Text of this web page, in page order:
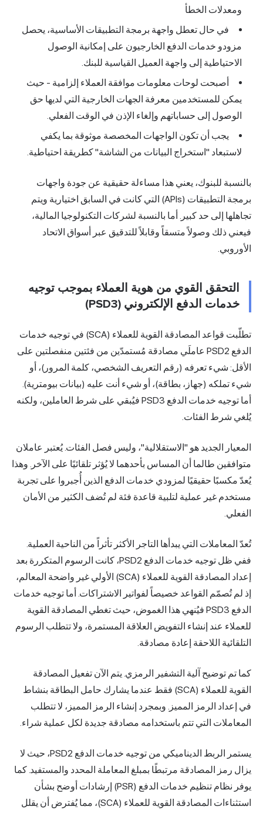
ومعدلات الخطأ
في حال تعطل واجهة برمجة التطبيقات الأساسية، يحصل
مزودو خدمات الدفع الخارجيون على إمكانية الوصول
الاحتياطية إلى واجهة العميل القياسية للبنك.
أصبحت لوحات معلومات موافقة العملاء إلزامية - حيث
يمكن للمستخدمين معرفة الجهات الخارجية التي لديها حق
الوصول إلى حساباتهم وإلغاء الإذن في الوقت الفعلي.
يجب أن تكون الواجهات المخصصة موثوقة بما يكفي
لاستبعاد "استخراج البيانات من الشاشة" كطريقة احتياطية.
بالنسبة للبنوك، يعني هذا مساءلة حقيقية عن جودة واجهات
برمجة التطبيقات (APIs) التي كانت في السابق اختيارية ويتم
تجاهلها إلى حد كبير. أما بالنسبة لشركات التكنولوجيا المالية،
فيعني ذلك وصولاً متسقاً وقابلاً للتدقيق عبر أسواق الاتحاد
الأوروبي.
التحقق القوي من هوية العملاء بموجب توجيه
خدمات الدفع الإلكتروني (PSD3)
تطلّبت قواعد المصادقة القوية للعملاء (SCA) في توجيه خدمات
الدفع PSD2 عاملَي مصادقة مُستمدّين من فئتين منفصلتين على
الأقل: شيء تعرفه (رقم التعريف الشخصي، كلمة المرور)، أو
شيء تملكه (جهاز، بطاقة)، أو شيء أنت عليه (بيانات بيومترية).
أما توجيه خدمات الدفع PSD3 فيُبقي على شرط العاملين، ولكنه
يُلغي شرط الفئات.
المعيار الجديد هو "الاستقلالية"، وليس فصل الفئات. يُعتبر عاملان
متوافقين طالما أن المساس بأحدهما لا يُؤثر تلقائيًا على الآخر. وهذا
يُعدّ مكسبًا حقيقيًا لمزودي خدمات الدفع الذين أُجبروا على تجربة
مستخدم غير عملية لتلبية قاعدة فئة لم تُضف الكثير من الأمان
الفعلي.
تُعدّ المعاملات التي يبدأها التاجر الأكثر تأثراً من الناحية العملية.
ففي ظل توجيه خدمات الدفع PSD2، كانت الرسوم المتكررة بعد
إعداد المصادقة القوية للعملاء (SCA) الأولي غير واضحة المعالم،
إذ لم تُصمّم القواعد خصيصاً لفواتير الاشتراكات. أما توجيه خدمات
الدفع PSD3 فيُنهي هذا الغموض، حيث تغطي المصادقة القوية
للعملاء عند إنشاء التفويض العلاقة المستمرة، ولا تتطلب الرسوم
التلقائية اللاحقة إعادة مصادقة.
كما تم توضيح آلية التشفير الرمزي. يتم الآن تفعيل المصادقة
القوية للعملاء (SCA) فقط عندما يشارك حامل البطاقة بنشاط
في إعداد الرمز المميز. وبمجرد إنشاء الرمز المميز، لا تتطلب
المعاملات التي تتم باستخدامه مصادقة جديدة لكل عملية شراء.
يستمر الربط الديناميكي من توجيه خدمات الدفع PSD2، حيث لا
يزال رمز المصادقة مرتبطًا بمبلغ المعاملة المحدد والمستفيد. كما
يوفر نظام تنظيم خدمات الدفع (PSR) إرشادات أوضح بشأن
استثناءات المصادقة القوية للعملاء (SCA)، مما يُفترض أن يقلل